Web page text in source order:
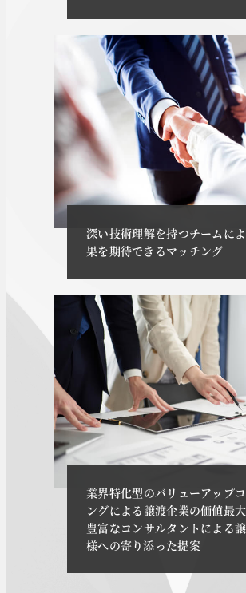
深い技術理解を持つチームに
果を期待できるマッチング
業界特化型のバリューアップ
ングによる譲渡企業の価値最
豊富なコンサルタントによる
様への寄り添った提案